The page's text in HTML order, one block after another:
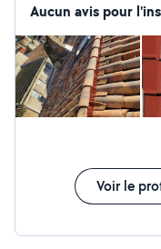
Aucun avis pour
Voir le